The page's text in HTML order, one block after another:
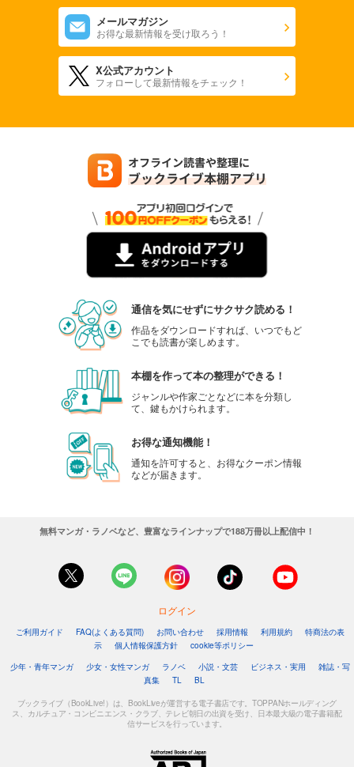
あらすじを表示する
週刊東洋経済 2025年10/11・10/18合併号
880円 (税込)
週刊東洋経済 2025年9/27・10/4合併号
880円 (税込)
あらすじを表示する
週刊東洋経済 2025年9/13・20合併号
880
円 (税込)
週刊東洋経済 2025/9/6号
880円 (税込)
試し読み
あらすじを表示する
880 円 (税込)
カート
試し読み
あらすじを表示する
週刊東洋経済 2025/8/23号
880 円 (税込)
あらすじを表示する
週刊東洋経済 2025/8/9-16合併号
メールマガジン
お得な最新情報を受け取ろう！
X公式アカウント
フォローして最新情報をチェック！
通信を気にせずにサクサク読める！
作品をダウンロードすれば、いつでもど
こでも読書が楽しめます。
本棚を作って本の整理ができる！
ジャンルや作家ごとなどに本を分類し
て、鍵もかけられます。
お得な通知機能！
通知を許可すると、お得なクーポン情報
などが届きます。
無料マンガ・ラノベなど、豊富なラインナップで188万冊以上配信中！
ログイン
ご利用ガイド FAQ(よくある質問) お問い合わせ 採用情報 利用規約
特商法の表
示
個人情報保護方針
cookie等ポリシー
少年・青年マンガ
少女・女性マンガ ラノベ 小説・文芸 ビジネス・実用
雑誌・写
真集
TL BL
ブックライブ（BookLive!）は、BookLiveが運営する電子書店です。TOPPANホールディング
ス、カルチュア・コンビニエンス・クラブ、テレビ朝日の出資を受け、日本最大級の電子書籍配
信サービスを行っています。